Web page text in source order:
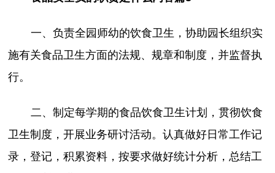
一、负责全园师幼的饮食卫生，协助园长组织实
施有关食品卫生方面的法规、规章和制度，并监督执
行。
二、制定每学期的食品饮食卫生计划，贯彻饮食
卫生制度，开展业务研讨活动。认真做好日常工作记
录，登记，积累资料，按要求做好统计分析，总结工